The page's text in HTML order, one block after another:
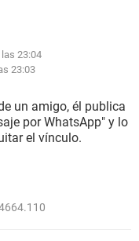
23:04
23:03
un amigo, él publica
por WhatsApp" y lo
el vínculo.